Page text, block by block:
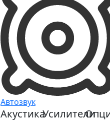
Автозвук
АкустикаУсилители